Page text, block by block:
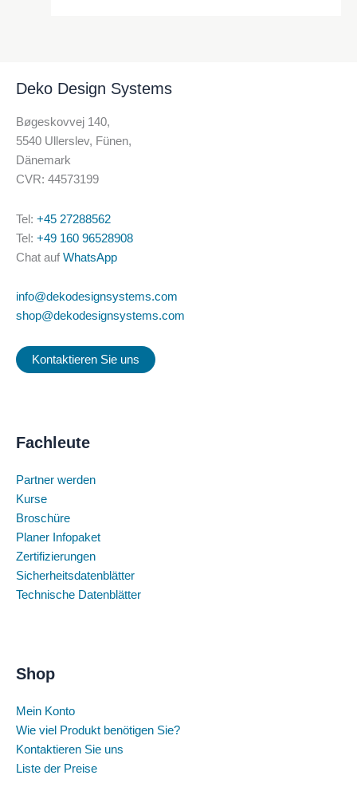
Deko Design Systems
Bøgeskovvej 140,
5540 Ullerslev, Fünen,
Dänemark
CVR: 44573199
Tel: +45 27288562
Tel: +49 160 96528908
Chat auf WhatsApp
info@dekodesignsystems.com
shop@dekodesignsystems.com
Kontaktieren Sie uns
Fachleute
Partner werden
Kurse
Broschüre
Planer Infopaket
Zertifizierungen
Sicherheitsdatenblätter
Technische Datenblätter
Shop
Mein Konto
Wie viel Produkt benötigen Sie?
Kontaktieren Sie uns
Liste der Preise